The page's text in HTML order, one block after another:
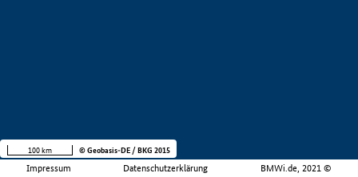
Impressum Datenschutzerklärung BMWi.de, 2021 ©
100 km © Geobasis-DE / BKG 2015